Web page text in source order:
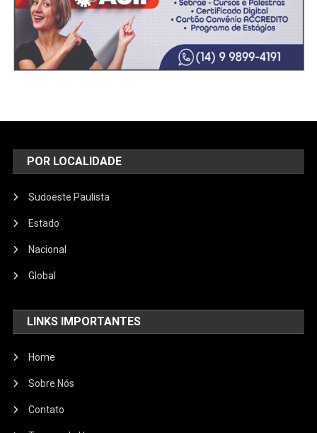
POR LOCALIDADE
Sudoeste Paulista
Estado
Nacional
Global
LINKS IMPORTANTES
Home
Sobre Nós
Contato